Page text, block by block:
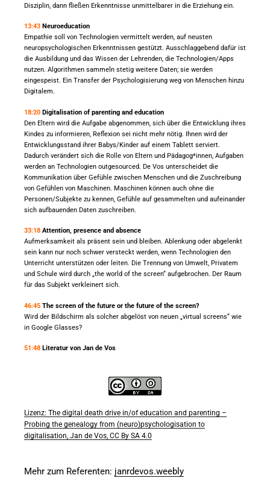
Disziplin, dann fließen Erkenntnisse unmittelbarer in die Erziehung ein.
13:43 Neuroeducation
Empathie soll von Technologien vermittelt werden, auf neusten
neuropsychologischen Erkenntnissen gestützt. Ausschlaggebend dafür ist
die Ausbildung und das Wissen der Lehrenden, die Technologien/Apps
nutzen. Algorithmen sammeln stetig weitere Daten; sie werden
eingespeist. Ein Transfer der Psychologisierung weg von Menschen hinzu
Digitalem.
18:20 Digitalisation of parenting and education
Den Eltern wird die Aufgabe abgenommen, sich über die Entwicklung ihres
Kindes zu informieren, Reflexion sei nicht mehr nötig. Ihnen wird der
Entwicklungsstand ihrer Babys/Kinder auf einem Tablett serviert.
Dadurch verändert sich die Rolle von Eltern und Pädagog*innen, Aufgaben
werden an Technologien outgesourced. De Vos unterscheidet die
Kommunikation über Gefühle zwischen Menschen und die Zuschreibung
von Gefühlen von Maschinen. Maschinen können auch ohne die
Personen/Subjekte zu kennen, Gefühle auf gesammelten und aufeinander
sich aufbauenden Daten zuschreiben.
33:18 Attention, presence and absence
Aufmerksamkeit als präsent sein und bleiben. Ablenkung oder abgelenkt
sein kann nur noch schwer versteckt werden, wenn Technologien den
Unterricht unterstützen oder leiten. Die Trennung von Umwelt, Privatem
und Schule wird durch „the world of the screen“ aufgebrochen. Der Raum
für das Subjekt verkleinert sich.
46:45 The screen of the future or the future of the screen?
Wird der Bildschirm als solcher abgelöst von neuen „virtual screens“ wie
in Google Glasses?
51:48 Literatur von Jan de Vos
Lizenz: The digital death drive in/of education and parenting –
Probing the genealogy from (neuro)psychologisation to
digitalisation, Jan de Vos, CC By SA 4.0
Mehr zum Referenten: janrdevos.weebly